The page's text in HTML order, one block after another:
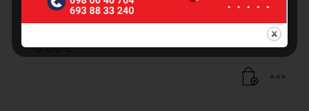
ΚΕΦΑΛΗ ΜΕΣΙΝΕΖΑΣ ΑΛΟΥΜΙΝΙΟΥ UNIVERSAL
4/8 ΕΞΟΔΩΝ
6.00€